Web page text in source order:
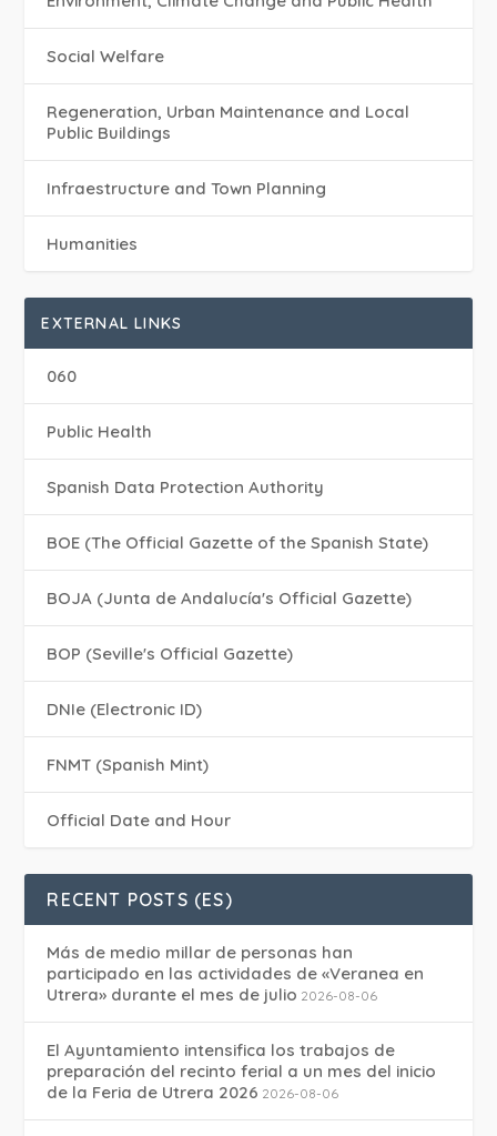
Social Welfare
Regeneration, Urban Maintenance and Local
Public Buildings
Infraestructure and Town Planning
Humanities
EXTERNAL LINKS
060
Public Health
Spanish Data Protection Authority
BOE (The Official Gazette of the Spanish State)
BOJA (Junta de Andalucía's Official Gazette)
BOP (Seville's Official Gazette)
DNIe (Electronic ID)
FNMT (Spanish Mint)
Official Date and Hour
RECENT POSTS (ES)
Más de medio millar de personas han
participado en las actividades de «Veranea en
Utrera» durante el mes de julio 2026-08-06
El Ayuntamiento intensifica los trabajos de
preparación del recinto ferial a un mes del inicio
de la Feria de Utrera 2026 2026-08-06